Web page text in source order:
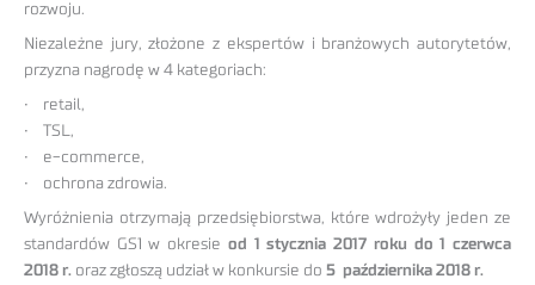
rozwoju.
Niezależne jury, złożone z ekspertów i branżowych autorytetów,
przyzna nagrodę w 4 kategoriach:
• retail,
• TSL,
• e-commerce,
• ochrona zdrowia.
Wyróżnienia otrzymają przedsiębiorstwa, które wdrożyły jeden ze
standardów GS1 w okresie od 1 stycznia 2017 roku do 1 czerwca
2018 r. oraz zgłoszą udział w konkursie do 5 października 2018 r.